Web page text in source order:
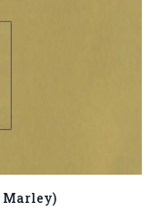
Marley)